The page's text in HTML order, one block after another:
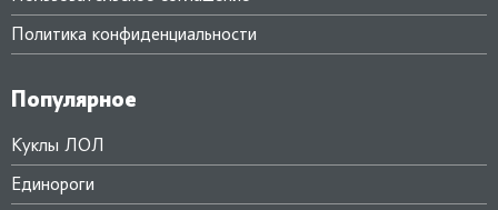
Политика конфиденциальности
Популярное
Куклы ЛОЛ
Единороги